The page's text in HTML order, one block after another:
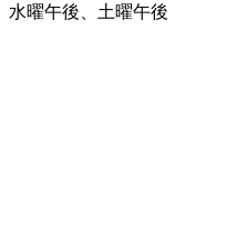
水曜午後、土曜午後